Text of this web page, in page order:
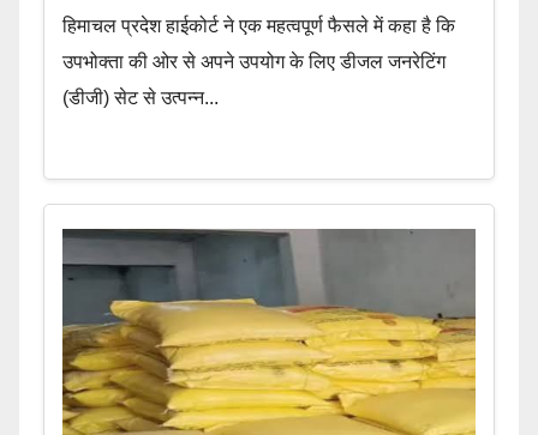
हिमाचल प्रदेश हाईकोर्ट ने एक महत्वपूर्ण फैसले में कहा है कि
उपभोक्ता की ओर से अपने उपयोग के लिए डीजल जनरेटिंग
(डीजी) सेट से उत्पन्न...